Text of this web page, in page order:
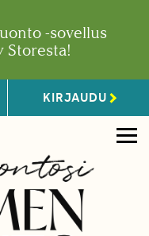
-sovellus
Storesta!
KIRJAUDU